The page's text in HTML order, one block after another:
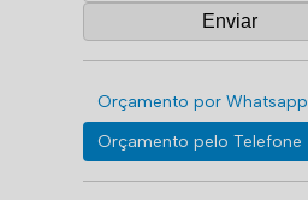
Orçamento por Whatsapp
Orçamento pelo Telefone